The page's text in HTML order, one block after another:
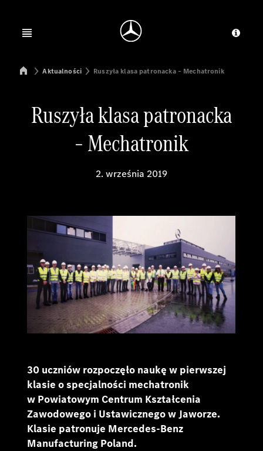
Open menu
Mercedes-Benz Manufacturing Poland
Aktualności Ruszyła klasa patronacka – Mechatronik
Ruszyła klasa patronacka
– Mechatronik
2. września 2019
30 uczniów rozpoczęło naukę w pierwszej
klasie o specjalności mechatronik
w Powiatowym Centrum Kształcenia
Zawodowego i Ustawicznego w Jaworze.
Klasie patronuje Mercedes-Benz
Manufacturing Poland.